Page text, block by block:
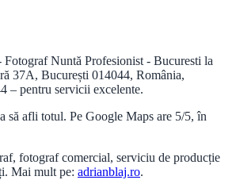
Nuntă Profesionist - Bucuresti la
37A, București 014044, România,
– pentru servicii excelente.
să afli totul. Pe Google Maps are 5/5, în
fotograf comercial, serviciu de producție
Mai mult pe: adrianblaj.ro.